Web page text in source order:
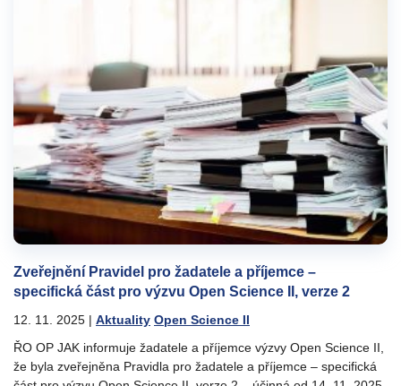
Zveřejnění Pravidel pro žadatele a příjemce –
specifická část pro výzvu Open Science II, verze 2
12. 11. 2025 | Aktuality Open Science II
ŘO OP JAK informuje žadatele a příjemce výzvy Open Science II,
že byla zveřejněna Pravidla pro žadatele a příjemce – specifická